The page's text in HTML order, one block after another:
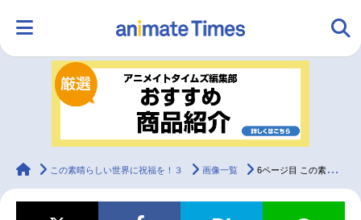
ランキング アニメ
ラジオ 映画
animateTimes
この素晴らしい世界に祝福を！３ 画像一覧 6ページ目 この素晴らしい世界に祝福を！３の画像をまとめました